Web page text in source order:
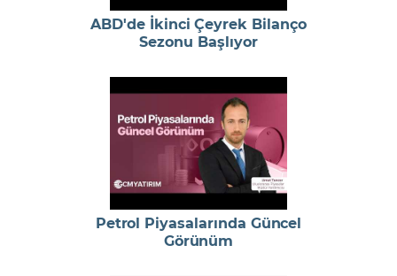
ABD'de İkinci Çeyrek Bilanço
Sezonu Başlıyor
Petrol Piyasalarında Güncel
Görünüm